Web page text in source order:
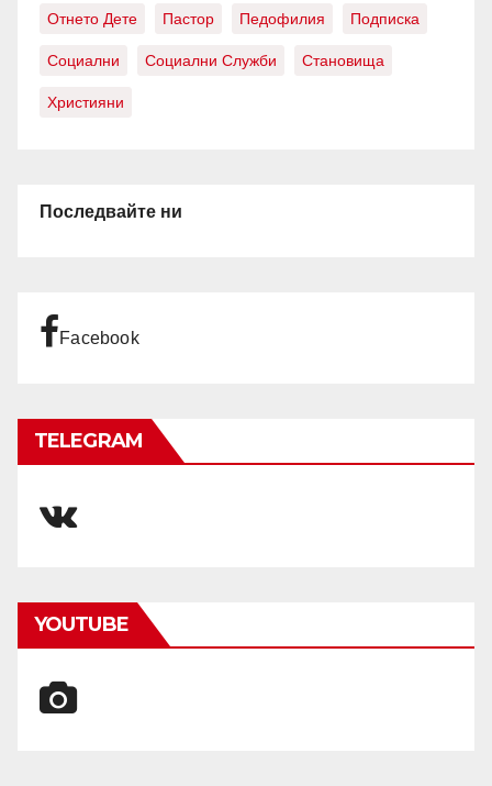
Отнето Дете Пастор Педофилия Подписка
Социални Социални Служби Становища
Християни
Последвайте ни
Facebook
TELEGRAM
YOUTUBE